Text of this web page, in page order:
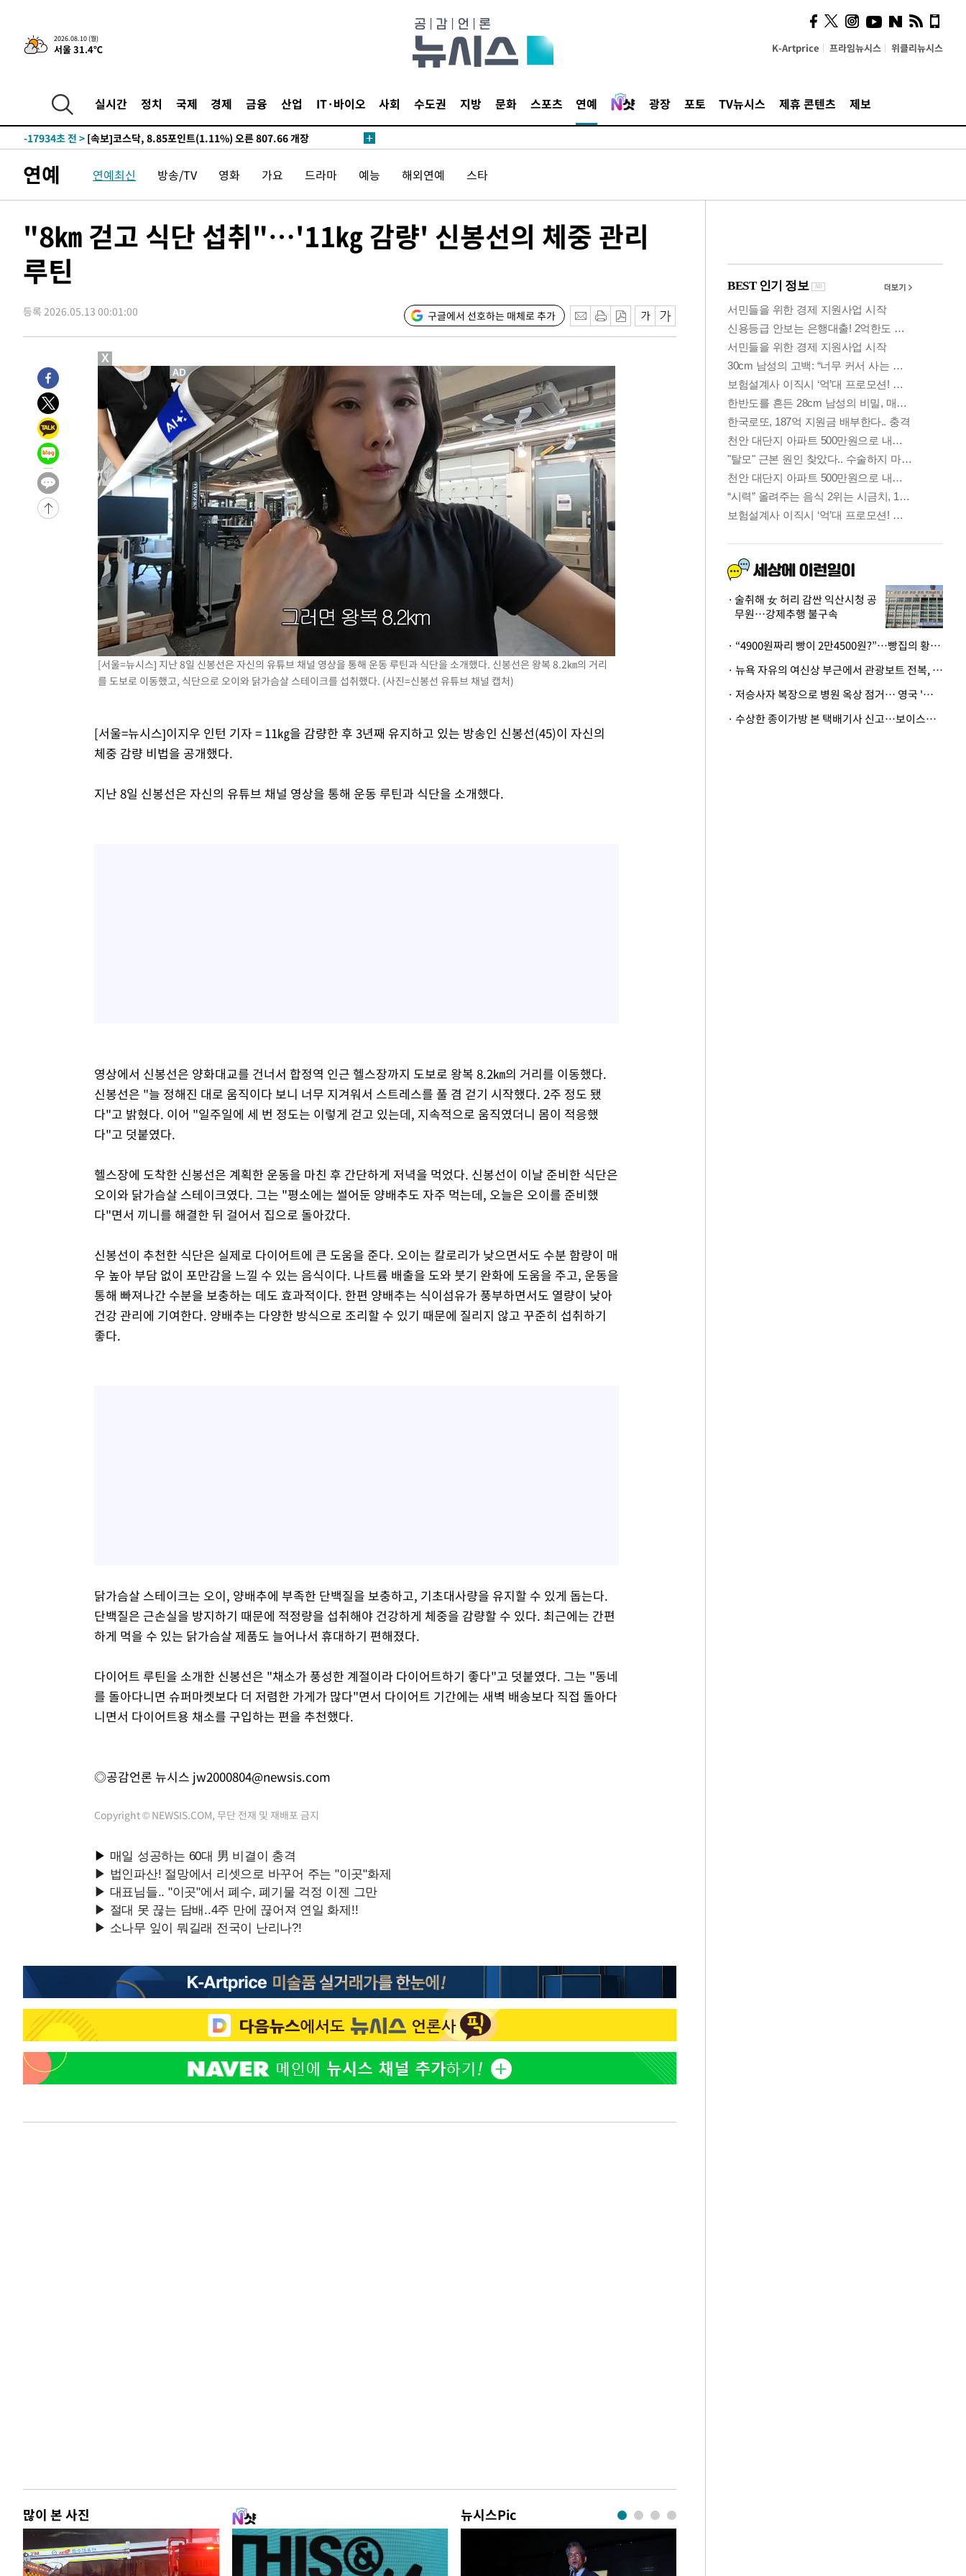
2026.08.10 (월)
서울 31.4℃ K-Artprice 프라임뉴시스 위클리뉴시스
실시간 정치 국제 경제 금융 산업 IT·바이오 사회 수도권 지방 문화 스포츠 연예 광장 포토 TV뉴시스 제휴 콘텐츠 제보
-7211초 전 >트럼프, 이란 추가 요구에 "저강도 대응…이건 체스게임"
-20910초 전 >
[속보]코스닥 지수 5%대 급등에 '매수 사이드카' 발동
-18196초 전 >
-17934초 전 > [속보]코스닥, 8.85포인트(1.11%) 오른 807.66 개장
-16366초 전 >
[속보]지하철 1호선 상행선 용산역 무정차 통과…"집회·시위"
-14691초 전 >'낮 최고 34도' 전국 더위 지속…강원·경상권 오전 비
명 살해
-11886초 전 > 인천 앞바다 연락두절 모터보트 승선원 3명 전원 구조
-11555초 전 >
-7211초 전 >
-20910초 전 >[속보]코스닥 지수 5%대 급등에 '매수 사이드카' 발동
-18196초 전 >[속보]원·달러 환율, 오전 9시 1410.3원
[속보]코스닥, 8.85포인트(1.11%) 오른 807.66 개장
-17930초 전 >
[속보]코스피, 47.56포인트(0.76%) 오른 6306.33 개장
-16366초 전 >
[속보]지하철 1호선 상행선 용산역 무정차 통과…"집회·시위"
-14691초 전 >
'낮 최고 34도' 전국 더위 지속…강원·경상권 오전 비
-13339초 전 >
파키스탄 보안군, 대 테러작전으로 남서부의 무장세력 소탕전..15
명 살해
-11886초 전 >
인천 앞바다 연락두절 모터보트 승선원 3명 전원 구조
-11555초 전 >
이집트, 가자 협상 당사자들에게 약속이행과 방해금지 촉구
-7211초 전 >
트럼프, 이란 추가 요구에 "저강도 대응…이건 체스게임"
연예 연예최신 방송/TV 영화 가요 드라마 예능 해외연예 스타
"8㎞ 걷고 식단 섭취"…'11㎏ 감량' 신봉선의 체중 관리
루틴
등록 2026.05.13 00:01:00 구글에서 선호하는 매체로 추가
[서울=뉴시스] 지난 8일 신봉선은 자신의 유튜브 채널 영상을 통해 운동 루틴과 식단을 소개했다. 신봉선은 왕복 8.2㎞의 거리
를 도보로 이동했고, 식단으로 오이와 닭가슴살 스테이크를 섭취했다. (사진=신봉선 유튜브 채널 캡처)
[서울=뉴시스]이지우 인턴 기자 = 11㎏을 감량한 후 3년째 유지하고 있는 방송인 신봉선(45)이 자신의
체중 감량 비법을 공개했다.
지난 8일 신봉선은 자신의 유튜브 채널 영상을 통해 운동 루틴과 식단을 소개했다.
영상에서 신봉선은 양화대교를 건너서 합정역 인근 헬스장까지 도보로 왕복 8.2㎞의 거리를 이동했다.
신봉선은 "늘 정해진 대로 움직이다 보니 너무 지겨워서 스트레스를 풀 겸 걷기 시작했다. 2주 정도 됐
다"고 밝혔다. 이어 "일주일에 세 번 정도는 이렇게 걷고 있는데, 지속적으로 움직였더니 몸이 적응했
다"고 덧붙였다.
헬스장에 도착한 신봉선은 계획한 운동을 마친 후 간단하게 저녁을 먹었다. 신봉선이 이날 준비한 식단은
오이와 닭가슴살 스테이크였다. 그는 "평소에는 썰어둔 양배추도 자주 먹는데, 오늘은 오이를 준비했
다"면서 끼니를 해결한 뒤 걸어서 집으로 돌아갔다.
신봉선이 추천한 식단은 실제로 다이어트에 큰 도움을 준다. 오이는 칼로리가 낮으면서도 수분 함량이 매
우 높아 부담 없이 포만감을 느낄 수 있는 음식이다. 나트륨 배출을 도와 붓기 완화에 도움을 주고, 운동을
통해 빠져나간 수분을 보충하는 데도 효과적이다. 한편 양배추는 식이섬유가 풍부하면서도 열량이 낮아
건강 관리에 기여한다. 양배추는 다양한 방식으로 조리할 수 있기 때문에 질리지 않고 꾸준히 섭취하기
좋다.
닭가슴살 스테이크는 오이, 양배추에 부족한 단백질을 보충하고, 기초대사량을 유지할 수 있게 돕는다.
단백질은 근손실을 방지하기 때문에 적정량을 섭취해야 건강하게 체중을 감량할 수 있다. 최근에는 간편
하게 먹을 수 있는 닭가슴살 제품도 늘어나서 휴대하기 편해졌다.
다이어트 루틴을 소개한 신봉선은 "채소가 풍성한 계절이라 다이어트하기 좋다"고 덧붙였다. 그는 "동네
를 돌아다니면 슈퍼마켓보다 더 저렴한 가게가 많다"면서 다이어트 기간에는 새벽 배송보다 직접 돌아다
니면서 다이어트용 채소를 구입하는 편을 추천했다.
◎공감언론 뉴시스 jw2000804@newsis.com
Copyright © NEWSIS.COM, 무단 전재 및 재배포 금지
많이 본 사진 뉴시스Pic
잃은 청년 다시 일으킨 카누
[당신 옆 장애인]
술취해 女 허리 감싼 익산시청 공
무원…강제추행 불구속
· “4900원짜리 빵이 2만4500원?”…빵집의 황당한 계산법
· 뉴욕 자유의 여신상 부근에서 관광보트 전복, 엄마와 딸아기 사망
· 저승사자 복장으로 병원 옥상 점거… 영국 '흑사병 의사'의 기행
· 수상한 종이가방 본 택배기사 신고…보이스피싱 피해 3000만원 막아
X